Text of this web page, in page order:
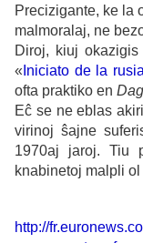
Precizigante, ke la
malmoralaj, ne
Diroj, kiuj
« Iniciato de la
ofta praktiko en
Eĉ se ne eblas
virinoj ŝajne
1970aj jaroj. Tiu
knabinetoj malpli
http://